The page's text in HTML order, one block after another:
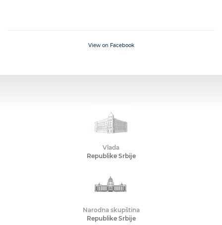
View on Facebook
Vlada
Republike Srbije
Narodna skupština
Republike Srbije